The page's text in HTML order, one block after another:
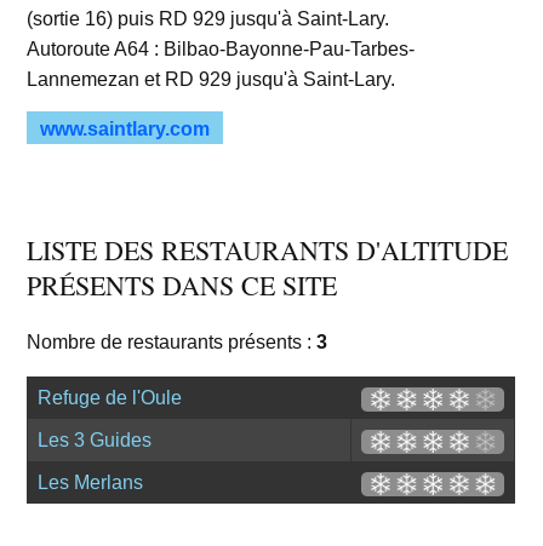
(sortie 16) puis RD 929 jusqu'à Saint-Lary.
Autoroute A64 : Bilbao-Bayonne-Pau-Tarbes-
Lannemezan et RD 929 jusqu'à Saint-Lary.
www.saintlary.com
LISTE DES RESTAURANTS D'ALTITUDE
PRÉSENTS DANS CE SITE
Nombre de restaurants présents :3
Refuge de l'Oule
Les 3 Guides
Les Merlans